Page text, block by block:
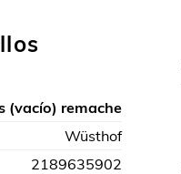
(vacío) remache
Wüsthof
2189635902